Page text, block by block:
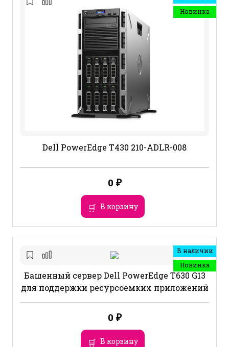
Новинка
Dell PowerEdge T430 210-ADLR-008
0 ₽
В корзину
В наличии
Новинка
Башенный сервер Dell PowerEdge T630 G13
для поддержки ресурсоемких приложений
0 ₽
В корзину